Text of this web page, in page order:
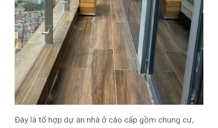
Đây là tổ hợp dự án nhà ở cáo cấp gồm chung cư,